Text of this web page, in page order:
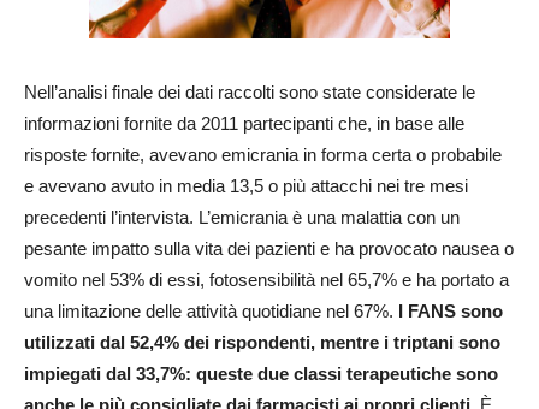
Nell’analisi finale dei dati raccolti sono state considerate le
informazioni fornite da 2011 partecipanti che, in base alle
risposte fornite, avevano emicrania in forma certa o probabile
e avevano avuto in media 13,5 o più attacchi nei tre mesi
precedenti l’intervista. L’emicrania è una malattia con un
pesante impatto sulla vita dei pazienti e ha provocato nausea o
vomito nel 53% di essi, fotosensibilità nel 65,7% e ha portato a
una limitazione delle attività quotidiane nel 67%. I FANS sono
utilizzati dal 52,4% dei rispondenti, mentre i triptani sono
impiegati dal 33,7%: queste due classi terapeutiche sono
anche le più consigliate dai farmacisti ai propri clienti. È